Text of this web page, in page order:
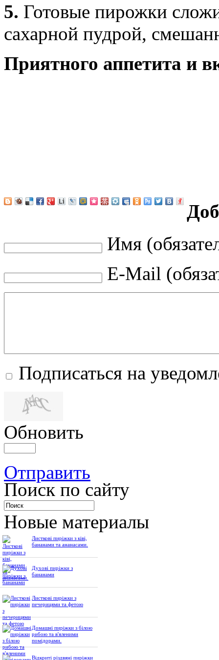
5. Готовые пирожки
сахарной пудрой,
Приятного аппетита и
Имя
E-Mail
Подписаться на
Обновить
Отправить
Поиск по сайту
Новые материалы
Листкові пиріжки з ківі,
бананами та ананасами.
Духові пиріжки з
бананами
Листкові пиріжки з
печерицями та фетою
Домашні пиріжки з білою
рибою та в'яленими
помідорами.
Відкриті різдвяні пиріжки